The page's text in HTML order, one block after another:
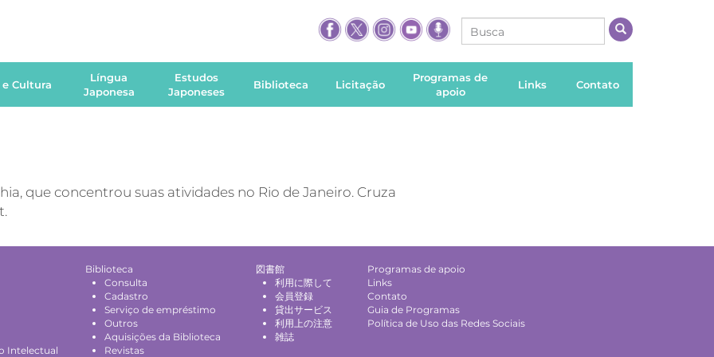
Cultura
Língua
Japonesa
Estudos
Japoneses
Biblioteca Licitação
Programas de
apoio
Links Contato
que concentrou suas atividades no Rio de Janeiro. Cruza
Intelectual
Biblioteca
Consulta
Cadastro
Serviço de empréstimo
Outros
Aquisições da Biblioteca
Revistas
図書館
利用に際して
会員登録
貸出サービス
利用上の注意
雑誌
Programas de apoio
Links
Contato
Guia de Programas
Política de Uso das Redes Sociais